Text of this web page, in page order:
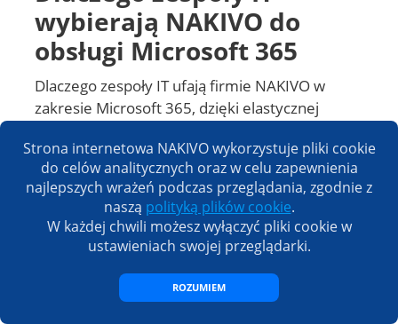
Dlaczego zespoły IT ufają firmie NAKIVO w
zakresie Microsoft 365, dzięki elastycznej
przestrzeni dyskowej, wielopoziomowemu
zabezpieczeniu oraz modelowi
rozliczeniowemu opartemu na liczbie
POBIERZ
Strona internetowa NAKIVO wykorzystuje pliki cookie
do celów analitycznych oraz w celu zapewnienia
najlepszych wrażeń podczas przeglądania, zgodnie z
naszą polityką plików cookie.
W każdej chwili możesz wyłączyć pliki cookie w
ustawieniach swojej przeglądarki.
ROZUMIEM